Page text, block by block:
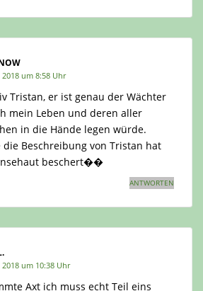
2018 um 8:58 Uhr
Tristan, er ist genau der Wächter
mein Leben und deren aller
in die Hände legen würde.
die Beschreibung von Tristan hat
beschert��
ANTWORTEN
2018 um 10:38 Uhr
Axt ich muss echt Teil eins